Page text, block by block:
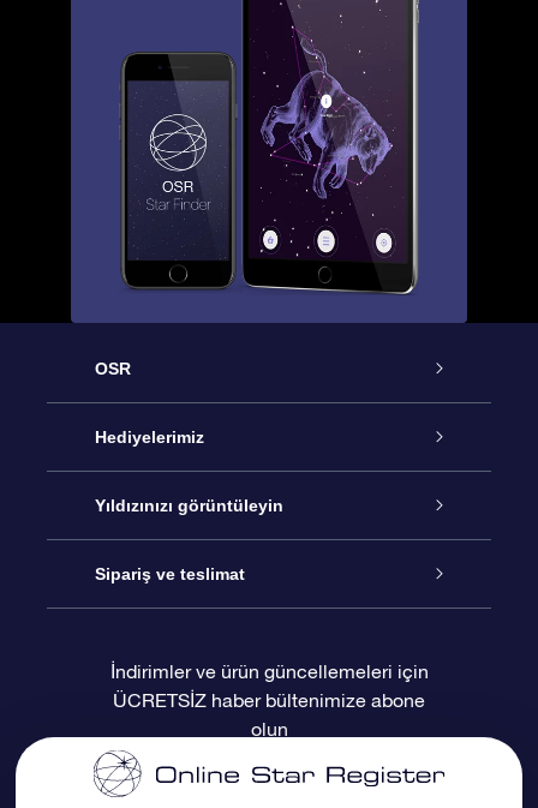
OSR
Hizmet
İletişim
Blogu
Değerlendirmeler
Hediyelerimiz
Çevrimiçi Yıldız Hediyesi
OSR Hediye Paketi
OSR Hediye Kartı
Kurumsal hediyeler
Yıldızınızı görüntüleyin
Star Register
Kişiselleştirilmiş Yıldız Sayfası
Bir Milyon Yıldız
Sipariş ve teslimat
Ödeme bilgileri
Sevkiyat bilgileri
İndirimler ve ürün güncellemeleri için
ÜCRETSİZ haber bültenimize abone
olun